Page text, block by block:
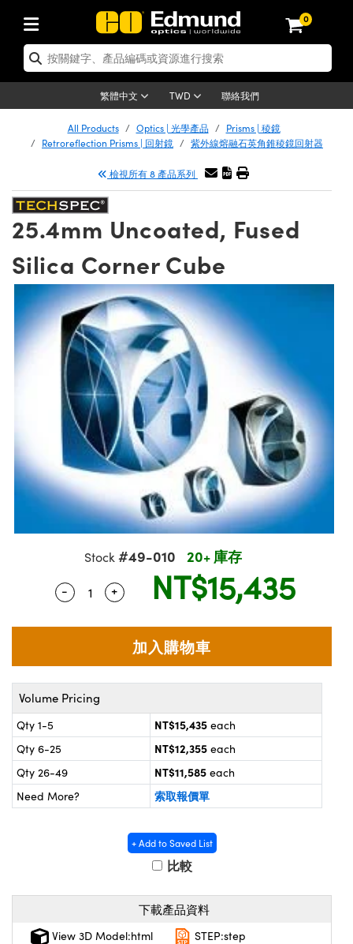
0
繁體中文 TWD 聯絡我們
| 光學產品
| 光學濾光片
| 偏振光學元件
| 分光鏡
| 繞射光柵
| 光學組装
Components | SCHOTT 光學元件
| 紅外線光學產品
光纖
| 雷射光學
Sputtering) Coated Optics |
鍍）鍍膜光學元件
Elements (DOE) | 繞射光學元
Optics | 雷射光學
雷射濾光片
| 超快光學
器
Assemblies | 雷射光學元件組装
| 雷射光束整形
| 雷射分光鏡
| 雷射顯微鏡
Isolators | 晶體和隔離器
| 雷射偏光片
| 雷射稜鏡
| 光機組件
System | 光學籠式系統
| 臺式系統
and Breadboards | 光學平臺和麵
| 電動平臺
and Slides | 平臺和滑塊
| 光圈類
| 顯微鏡
| Mitutoyo 物鏡
| Nikon 物鏡
| ZEISS 物鏡
Microscopes
Objectives
Objectives | 有限共軛物鏡
| 反射物鏡
|顯微鏡照明
體視顯微鏡系統
Micrometers | 刻劃板或鏡臺測
| 顯微鏡用結構件
鏡
and Couplers | 中繼鏡或耦合鏡
Microscopes | 袖珍顯微鏡或直
| 雷射
and Electronics | 雷射量測和
| 雷射用光機模組
| 雷射配件
| 實驗室和生產線
Lenses | 成像鏡頭
Lenses | 定焦鏡頭
| 遠心鏡頭
Magnification Lenses
for Harsh Environments
and Advanced Photography
級攝影
Accessories | 成像鏡頭配件
| 相機
Cameras | Gigabit乙太網相機
Cameras | Teledyne Dalsa 相機
Microscopy Cameras
| Allied Vision 相機
| Basler 相機
| IDS 相機
Labs Cameras™ | Lucid Vision 相機
| Pixelink 相機
Cameras | 高速接口相機
| 模擬相機
| 成像系統
and Illumination | 照明
Lighting | 機器視覺光源
|顯微鏡照明
| 雷射光源
| 其他光源
| 光源配件
Targets | 測試板
Targets | 解析度測試板
Targets | 畸變測試版
Test Targets | 色卡測試板
板
and Detection | 測試與監測
Solutions | 機器視覺方案
測器
| 光度計
| 光譜儀
Roughness Standards | 表面光
準
Tools | 量測工具
Components | 主動光學元件
and Detection
and Production | 實驗室和生產線
| 清潔用品
Tools | 零件夾持用品
| 光學膠
| 暗室器材
Accessories | UV固化設備
裝置
Production
用選購
| 光譜儀
Imaging
Imaging
Microscopy
Processing
Tomography
By Brand
Components
Labs™
Products | 新品專區
and Detection
Production
| 清倉品
| 清倉光學產品
| 清倉顯微鏡
Lenses | 清倉成像鏡頭
| 清倉相機
| 清倉照明
Targets
and Detection
and Production | 清倉實驗室和生
Products | 重新認證產品
| 重新認證光學產品
| 重新認證光機組件
| 重新認證顯微鏡
Lenses | 重新認證成像鏡頭
| 重新認證相機
| 重新認證照明
Targets
and Detection
and Production | 重新認證實驗室
All Products Optics | 光學產品
Prisms | 稜鏡
Retroreflection Prisms | 回射鏡
紫外線熔融石英角錐稜鏡回射器
檢視所有 8 產品系列
25.4mm Uncoated, Fused
Silica Corner Cube
Stock #49-010 20+ 庫存
Quantity Selector
- Use the plus and minus buttons to adjust
+ NT$15,435
Volume Pricing
Qty 1-5 NT$15,435 each
Qty 6-25
NT$12,355 each
Qty 26-49
NT$11,585 each
Need More?
索取報價單
+ Add to Saved List
比較
下載產品資料
View 3D Model:html
STEP:step